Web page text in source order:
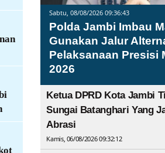
Sabtu, 08/08/2026 09:36:43
Polda Jambi Imbau
Gunakan Jalur
Pelaksanaan Presisi
2026
Ketua DPRD Kota Jambi
Sungai Batanghari Yang
Abrasi
Kamis, 06/08/2026 09:32:12